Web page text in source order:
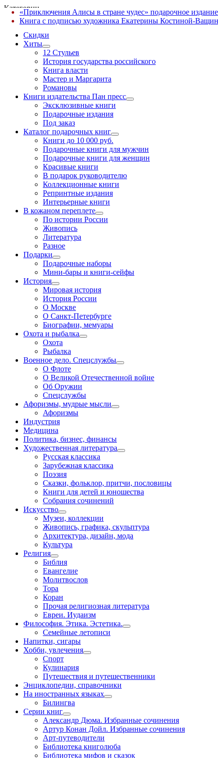
Категории
Скидки
Хиты
12 Стульев
История государства российского
Книга власти
Мастер и Маргарита
Романовы
Книги издательства Пан пресс
Эксклюзивные книги
Подарочные издания
Под заказ
Каталог подарочных книг
Книги до 10 000 руб.
Подарочные книги для мужчин
Подарочные книги для женщин
Красивые книги
В подарок руководителю
Коллекционные книги
Репринтные издания
Интерьерные книги
В кожаном переплете
По истории России
Живопись
Литература
Разное
Подарки
Подарочные наборы
Мини-бары и книги-сейфы
История
Мировая история
История России
О Москве
О Санкт-Петербурге
Биографии, мемуары
Охота и рыбалка
Охота
Рыбалка
Военное дело. Спецслужбы
О Флоте
О Великой Отечественной войне
Об Оружии
Спецслужбы
Афоризмы, мудрые мысли
Афоризмы
Индустрия
Медицина
Политика, бизнес, финансы
Художественная литература
Русская классика
Зарубежная классика
Поэзия
Сказки, фольклор, притчи, пословицы
Книги для детей и юношества
Собрания сочинений
Искусство
Музеи, коллекции
Живопись, графика, скульптура
Архитектура, дизайн, мода
Культура
Религия
Библия
Евангелие
Молитвослов
Тора
Коран
Прочая религиозная литература
Евреи. Иудаизм
Философия. Этика. Эстетика.
Семейные летописи
Напитки, сигары
Хобби, увлечения
Спорт
Кулинария
Путешествия и путешественники
Энциклопедии, справочники
На иностранных языках
Билингва
Серии книг
Александр Дюма. Избранные сочинения
Артур Конан Дойл. Избранные сочинения
Арт-путеводители
Библиотека книголюба
Библиотека мифов и сказок
«Приключения Алисы в стране чудес» подарочное издание
Книга с подписью художника Екатерины Костиной-